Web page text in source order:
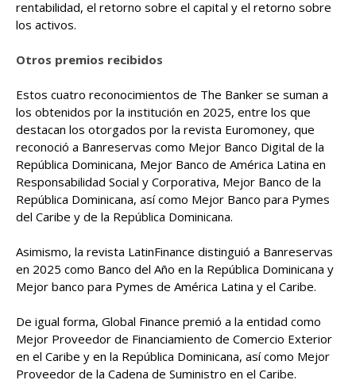
rentabilidad, el retorno sobre el capital y el retorno sobre
los activos.
Otros premios recibidos
Estos cuatro reconocimientos de The Banker se suman a
los obtenidos por la institución en 2025, entre los que
destacan los otorgados por la revista Euromoney, que
reconoció a Banreservas como Mejor Banco Digital de la
República Dominicana, Mejor Banco de América Latina en
Responsabilidad Social y Corporativa, Mejor Banco de la
República Dominicana, así como Mejor Banco para Pymes
del Caribe y de la República Dominicana.
Asimismo, la revista LatinFinance distinguió a Banreservas
en 2025 como Banco del Año en la República Dominicana y
Mejor banco para Pymes de América Latina y el Caribe.
De igual forma, Global Finance premió a la entidad como
Mejor Proveedor de Financiamiento de Comercio Exterior
en el Caribe y en la República Dominicana, así como Mejor
Proveedor de la Cadena de Suministro en el Caribe.